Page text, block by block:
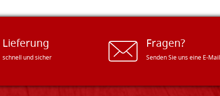
Lieferung
schnell und sicher
Fragen?
Senden Sie uns eine E-Mail